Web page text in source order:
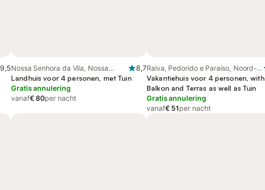
9,5Nossa Senhora da Vila, Nossa
Senhora do Bispo e Silveiras, Zuid-
Portugal
8,7
Landhuis voor 4 personen, met Tuin
Gratis annulering
vanaf€ 80per nacht
Raiva, Pedorido e Paraíso, Noord-
Portugal
Vakantiehuis voor 4 personen, with
Balkon and Terras as well as Tuin
Gratis annulering
vanaf€ 51per nacht